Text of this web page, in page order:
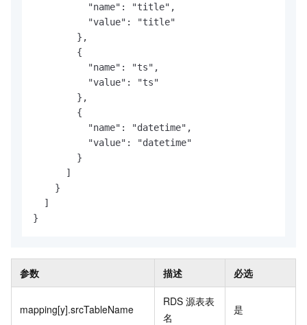
          "name": "title",
          "value": "title"
        },
        {
          "name": "ts",
          "value": "ts"
        },
        {
          "name": "datetime",
          "value": "datetime"
        }
      ]
    }
  ]
}
参数 描述 必选
mapping[y].srcTableName
RDS 源表表
名
是